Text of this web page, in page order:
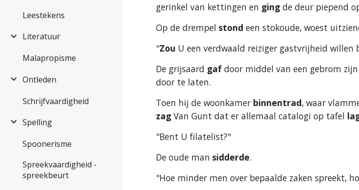
Leestekens
Literatuur
Malapropisme
Ontleden
Schrijfvaardigheid
Spelling
Spoonerisme
Spreekvaardigheid -
spreekbeurt
gerinkel van kettingen en ging de deur piepend
Op de drempel stond een stokoude, woest
"Zou U een verdwaald reiziger gastvrijheid willen
De grijsaard gaf door middel van een gebrom
door te laten.
Toen hij de woonkamer binnentrad, waar
zag Van Gunt dat er allemaal catalogi op tafel
"Bent U filatelist?"
De oude man sidderde.
"Hoe minder men over bepaalde zaken spreekt,